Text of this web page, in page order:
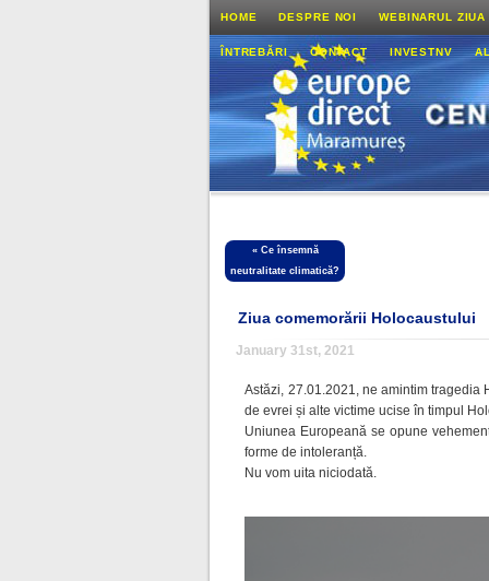
HOME DESPRE NOI WEBINARUL
ÎNTREBĂRI CONTACT INVESTNV
« Ce însemnă
neutralitate climatică?
Ziua comemorării Holocaustului
January 31st, 2021
Astăzi, 27.01.2021, ne amintim tragedia
de evrei și alte victime ucise în timpul
Uniunea Europeană se opune
forme de intoleranță.
Nu vom uita niciodată.